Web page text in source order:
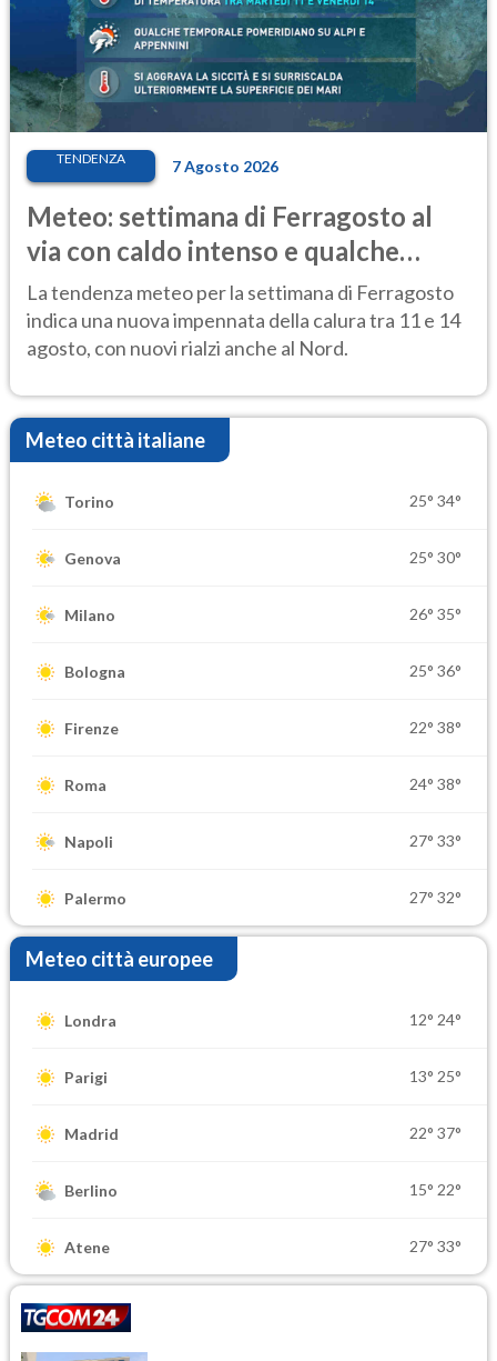
TENDENZA 7 Agosto 2026
Meteo: settimana di Ferragosto al
via con caldo intenso e qualche
temporale
La tendenza meteo per la settimana di Ferragosto
indica una nuova impennata della calura tra 11 e 14
agosto, con nuovi rialzi anche al Nord.
Meteo città italiane
Torino 25° 34°
Genova 25° 30°
Milano 26° 35°
Bologna 25° 36°
Firenze 22° 38°
Roma 24° 38°
Napoli 27° 33°
Palermo 27° 32°
Meteo città europee
Londra 12° 24°
Parigi 13° 25°
Madrid 22° 37°
Berlino 15° 22°
Atene 27° 33°